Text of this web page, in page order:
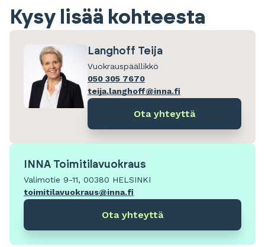
Kysy lisää kohteesta
Langhoff Teija
Vuokrauspäällikkö
050 305 7670
teija.langhoff@inna.fi
Ota yhteyttä
INNA Toimitilavuokraus
Valimotie 9-11, 00380 HELSINKI
toimitilavuokraus@inna.fi
Ota yhteyttä